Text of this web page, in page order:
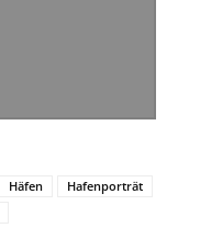
Häfen
Hafenporträt